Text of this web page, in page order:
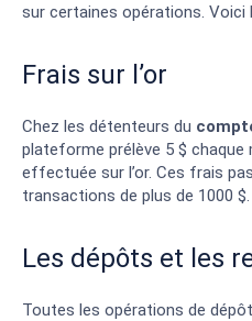
sur certaines opérations. Voici
Frais sur l’or
Chez les détenteurs du
plateforme prélève 5 $
effectuée sur l’or. Ces frais
transactions de plus de 1000 $.
Les dépôts et les
Toutes les opérations de